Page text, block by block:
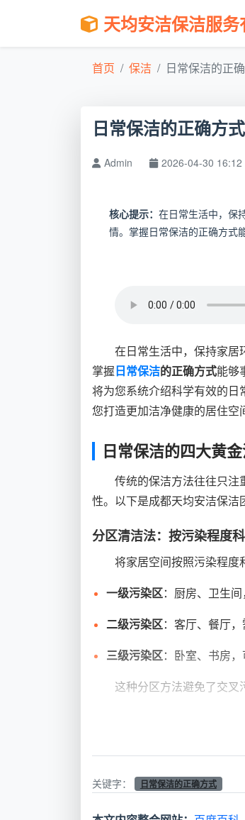
天均安洁保洁服务
首页 保洁 日常保洁的正
日常保洁的正确方
Admin 2026-04-30 16:12
核心提示： 在日常生活中，保
情。掌握日常保洁的正确方式
在日常生活中，保持家居
掌握 日常保洁的正确方式能够
将为您系统介绍科学有效的日
您打造更加洁净健康的居住空
日常保洁的四大黄
传统的保洁方法往往只注
性。以下是成都天均安洁保洁
分区清洁法：按污染程度
将家居空间按照污染程度
一级污染区：厨房、卫生
二级污染区：客厅、餐厅
三级污染区：卧室、书房
这种分区方法避免了交叉
成都天均安洁保洁专家
工具颜色 使用区
关键字： 日常保洁的正确方式